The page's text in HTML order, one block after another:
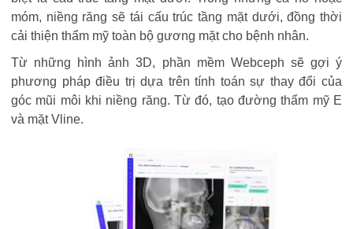
móm, niềng răng sẽ tái cấu trúc tầng mặt dưới, đồng thời
cải thiện thẩm mỹ toàn bộ gương mặt cho bệnh nhân.
Từ những hình ảnh 3D, phần mềm Webceph sẽ gợi ý
phương pháp điều trị dựa trên tính toán sự thay đổi của
góc mũi môi khi niềng răng. Từ đó, tạo đường thẩm mỹ E
và mặt Vline.